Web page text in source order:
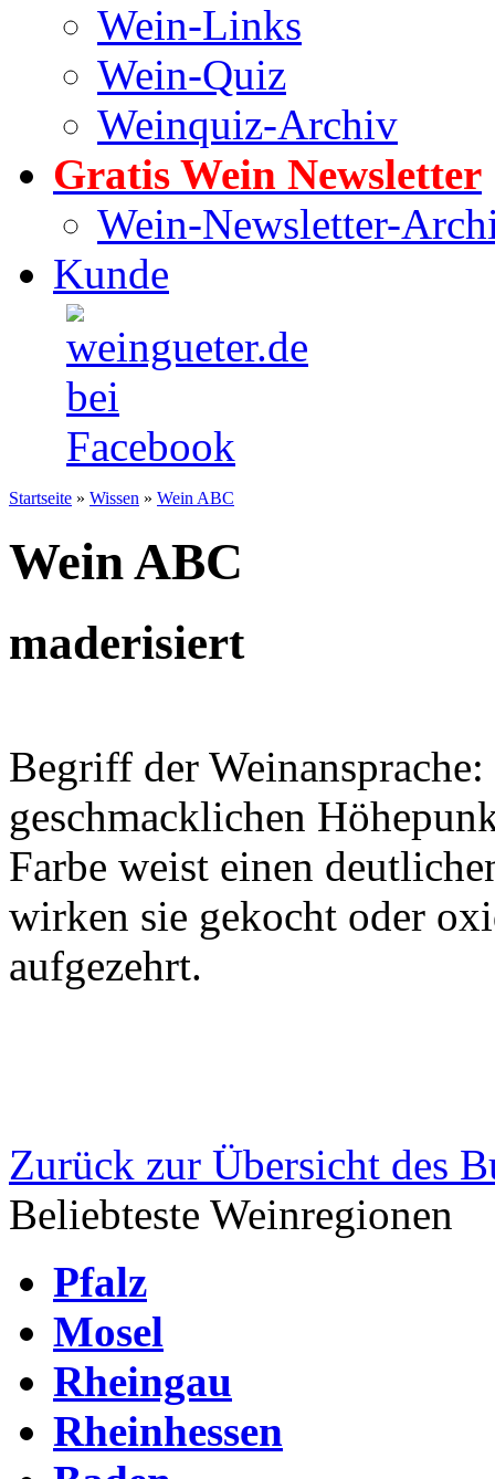
Wein-Links
Wein-Quiz
Weinquiz-Archiv
Gratis Wein Newsletter
Wein-Newsletter-
Kunde
Startseite » Wissen » Wein ABC
Wein ABC
maderisiert
Begriff der
geschmacklichen
Farbe weist einen
wirken sie gekocht oder
aufgezehrt.
Zurück zur Übersicht des
Beliebteste Weinregionen
Pfalz
Mosel
Rheingau
Rheinhessen